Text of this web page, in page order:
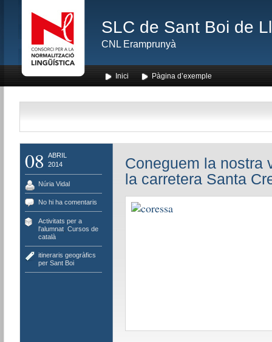
SLC de Sant Boi de
CNL Eramprunyà
Inici Pàgina d’exemple
08
ABRIL
2014
Núria Vidal
No hi ha comentaris
Activitats per a
l'alumnat, Cursos de
català
itineraris geogràfics
per Sant Boi
Coneguem la nostra
la carretera Santa